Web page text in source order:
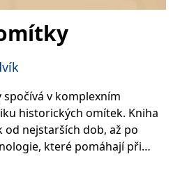
v komplexním
historických omítek. Kniha
od nejstarších dob, až po
které pomáhají při
omítek.Vhodné provedení